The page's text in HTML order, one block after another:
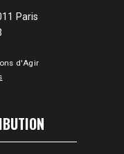
Paris
d'Agir